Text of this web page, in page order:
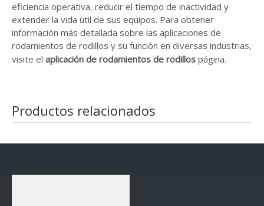
eficiencia operativa, reducir el tiempo de inactividad y
extender la vida útil de sus equipos. Para obtener
información más detallada sobre las aplicaciones de
rodamientos de rodillos y su función en diversas industrias,
visite el aplicación de rodamientos de rodillos página.
Productos relacionados